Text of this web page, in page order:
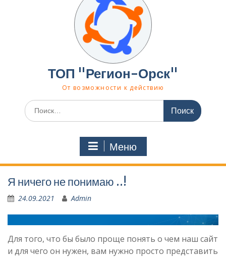
ТОП "Регион-Орск"
От возможности к действию
Искать:
Меню
Я ничего не понимаю ..!
24.09.2021 Admin
Для того, что бы было проще понять о чем наш сайт
и для чего он нужен, вам нужно просто представить